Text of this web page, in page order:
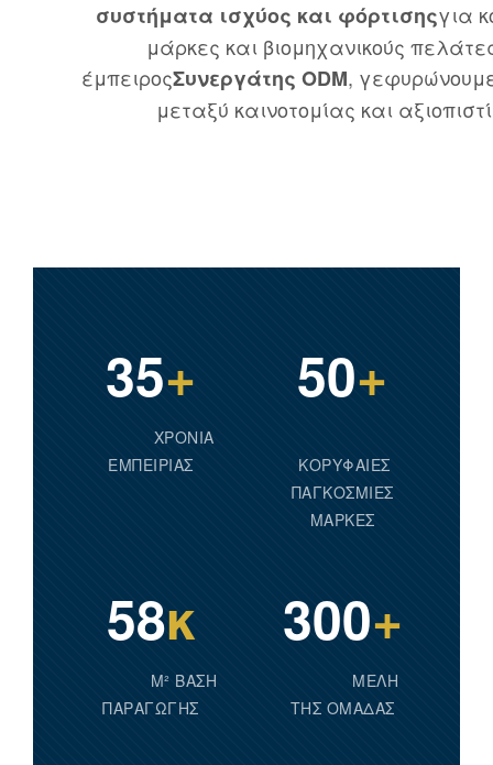
συστήματα ισχύος και φόρτισηςγια
μάρκες και βιομηχανικούς
έμπειροςΣυνεργάτης ODM,
μεταξύ καινοτομίας και
35+
ΧΡΌΝΙΑ
ΕΜΠΕΙΡΊΑΣ
50+
ΚΟΡΥΦΑΊΕΣ
ΠΑΓΚΌΣΜΙΕΣ
ΜΆΡΚΕΣ
58κ
M² ΒΆΣΗ
ΠΑΡΑΓΩΓΉΣ
300+
ΜΈΛΗ
ΤΗΣ ΟΜΆΔΑΣ